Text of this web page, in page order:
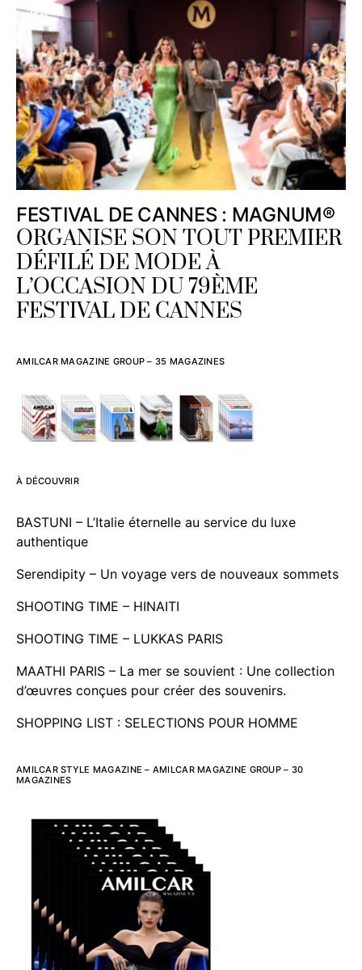
FESTIVAL DE CANNES : MAGNUM®
ORGANISE SON TOUT PREMIER
DÉFILÉ DE MODE À
L’OCCASION DU 79ÈME
FESTIVAL DE CANNES
AMILCAR MAGAZINE GROUP – 35 MAGAZINES
À DÉCOUVRIR
BASTUNI – L’Italie éternelle au service du luxe
authentique
Serendipity – Un voyage vers de nouveaux sommets
SHOOTING TIME – HINAITI
SHOOTING TIME – LUKKAS PARIS
MAATHI PARIS – La mer se souvient : Une collection
d’œuvres conçues pour créer des souvenirs.
SHOPPING LIST : SELECTIONS POUR HOMME
AMILCAR STYLE MAGAZINE – AMILCAR MAGAZINE GROUP – 30
MAGAZINES